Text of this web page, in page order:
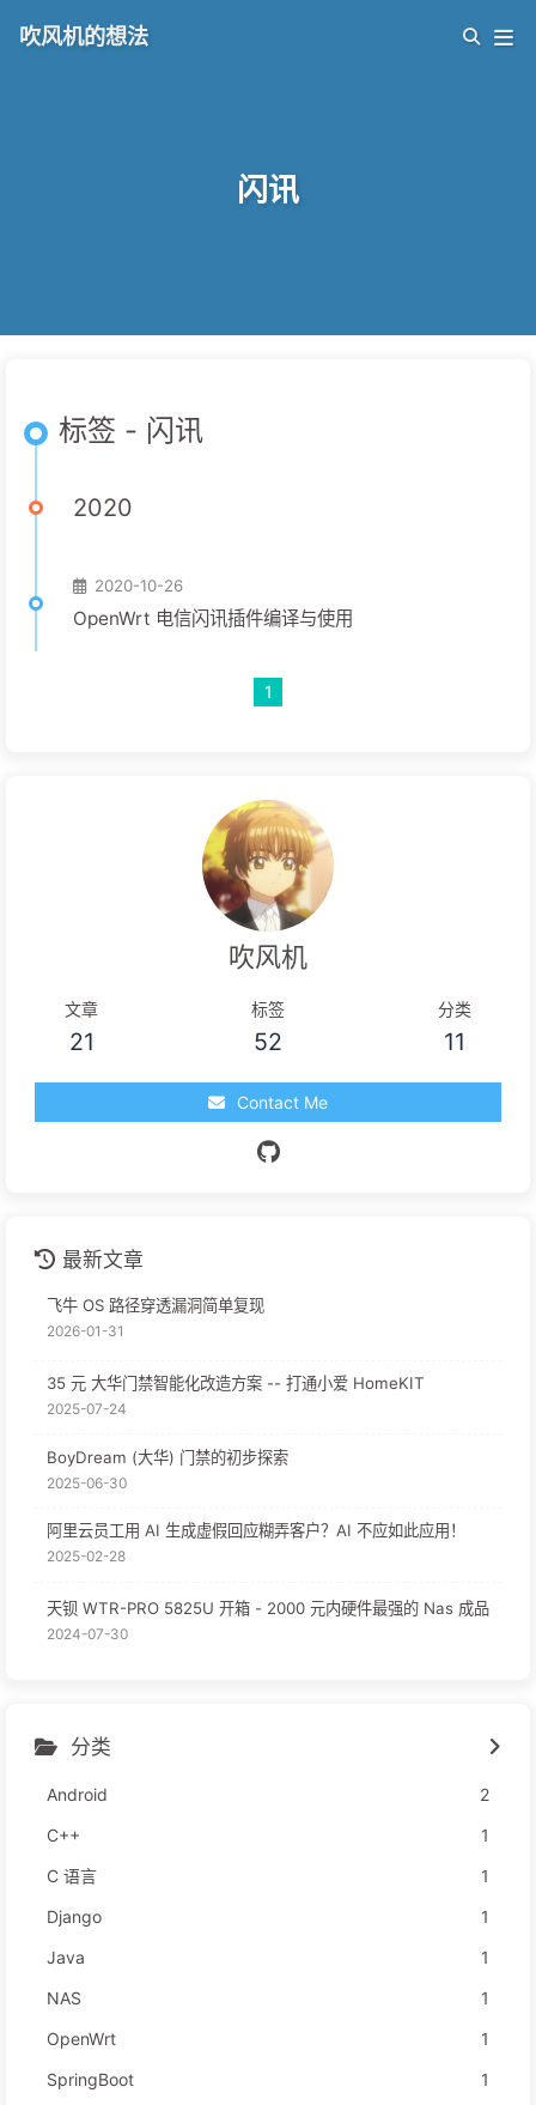
吹风机的想法
闪讯
标签 - 闪讯
2020
2020-10-26
OpenWrt 电信闪讯插件编译与使用
1
吹风机
文章
21
标签
52
分类
11
Contact Me
最新文章
飞牛 OS 路径穿透漏洞简单复现
2026-01-31
35 元 大华门禁智能化改造方案 -- 打通小爱 HomeKIT
2025-07-24
BoyDream (大华) 门禁的初步探索
2025-06-30
阿里云员工用 AI 生成虚假回应糊弄客户？AI 不应如此应用！
2025-02-28
天钡 WTR-PRO 5825U 开箱 - 2000 元内硬件最强的 Nas 成品
2024-07-30
分类
Android
2
C++
1
C 语言
1
Django
1
Java
1
NAS
1
OpenWrt
1
SpringBoot
1